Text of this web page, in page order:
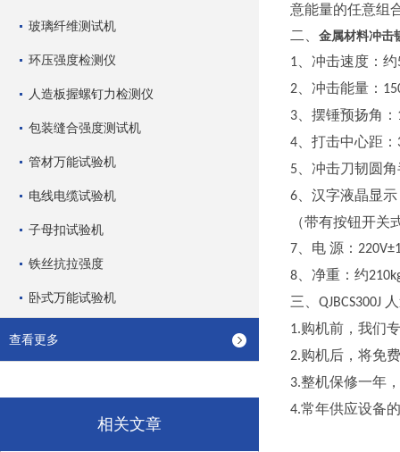
玻璃纤维测试机
环压强度检测仪
人造板握螺钉力检测仪
包装缝合强度测试机
管材万能试验机
电线电缆试验机
子母扣试验机
铁丝抗拉强度
卧式万能试验机
查看更多
相关文章
意能量的任意组
二、 金属材料冲击
1 、冲击速度：约
2 、冲击能量：
3 、摆锤预扬角：
4 、打击中心距：
5 、冲击刀韧圆
6 、汉字液晶显示
（带有按钮开关
7 、电 源：
8 、净重：约
三、 QJBCS300J
1.购机前，我们
2.购机后，将免
3.整机保修一年
4.常年供应设备